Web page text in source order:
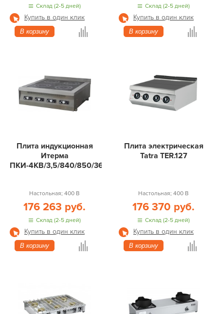
Склад (2-5 дней)
Купить в один клик
В корзину
Склад (2-5 дней)
Купить в один клик
В корзину
Плита индукционная
Итерма
ПКИ-4КВ/3,5/840/850/360
Настольная; 400 В
176 263 руб.
Склад (2-5 дней)
Купить в один клик
В корзину
Плита электрическая
Tatra TER.127
Настольная; 400 В
176 370 руб.
Склад (2-5 дней)
Купить в один клик
В корзину